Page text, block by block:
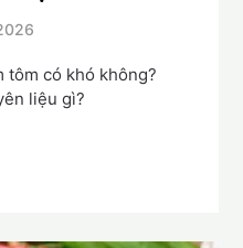
tôm có khó không?
liệu gì?